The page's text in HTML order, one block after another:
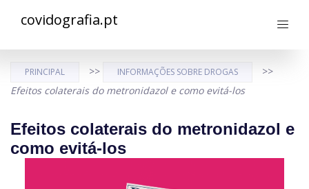
covidografia.pt
PRINCIPAL >> INFORMAÇÕES SOBRE DROGAS
>>
Efeitos colaterais do metronidazol e como evitá-los
Efeitos colaterais do metronidazol e
como evitá-los